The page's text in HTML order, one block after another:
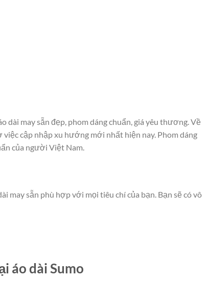
dài may sẵn đẹp, phom dáng chuẩn, giá yêu thương. Về
việc cập nhập xu hướng mới nhất hiện nay. Phom dáng
của người Việt Nam.
may sẵn phù hợp với mọi tiêu chí của bạn. Bạn sẽ có vô
áo dài Sumo